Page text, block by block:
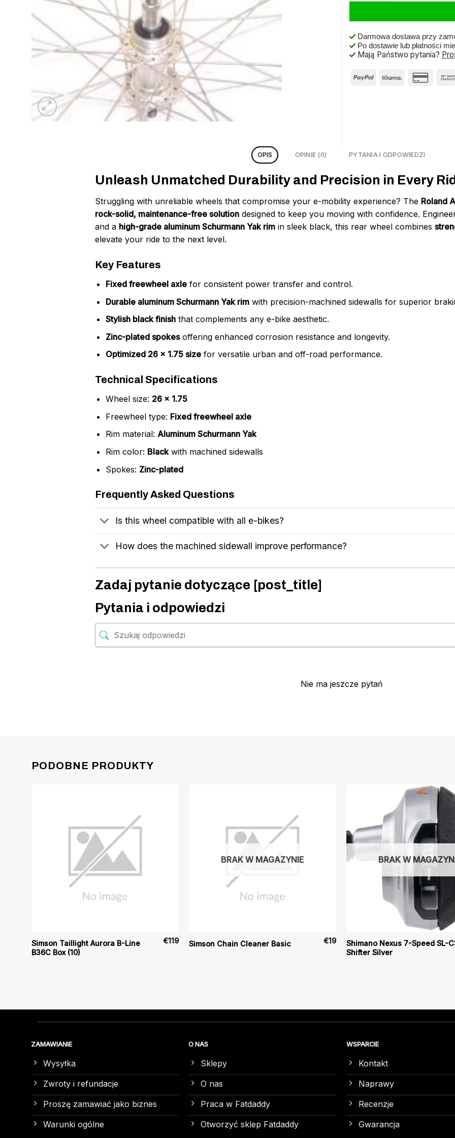
Darmowa dostawa przy
Po dostawie lub płatności
Mają Państwo pytania?
OPIS OPINIE (0) PYTANIA I ODPOWIEDZI
Unleash Unmatched Durability and Precision in Every
Struggling with unreliable wheels that compromise your e-mobility experience? The Roland
rock-solid, maintenance-free solution designed to keep you moving with confidence.
and a high-grade aluminum Schurmann Yak rim in sleek black, this rear wheel combines
elevate your ride to the next level.
Key Features
Fixed freewheel axlefor consistent power transfer and control.
Durable aluminum Schurmann Yak rimwith precision-machined sidewalls for superior
Stylish black finishthat complements any e-bike aesthetic.
Zinc-plated spokesoffering enhanced corrosion resistance and longevity.
Optimized 26 x 1.75 sizefor versatile urban and off-road performance.
Technical Specifications
Wheel size: 26 x 1.75
Freewheel type: Fixed freewheel axle
Rim material: Aluminum Schurmann Yak
Rim color: Blackwith machined sidewalls
Spokes: Zinc-plated
Frequently Asked Questions
Is this wheel compatible with all e-bikes?
How does the machined sidewall improve performance?
Zadaj pytanie dotyczące [post_title]
Pytania i odpowiedzi
Nie ma jeszcze pytań
PODOBNE PRODUKTY
Simson Taillight Aurora B-Line
B36C Box (10)
€119
BRAK W MAGAZYNIE
Simson Chain Cleaner Basic €19
BRAK W
Shimano Nexus 7-Speed SL-
Shifter Silver
ZAMAWIANIE
Wysyłka
Zwroty i refundacje
Proszę zamawiać jako biznes
Warunki ogólne
O NAS
Sklepy
O nas
Praca w Fatdaddy
Otworzyć sklep Fatdaddy
WSPARCIE
Kontakt
Naprawy
Recenzje
Gwarancja